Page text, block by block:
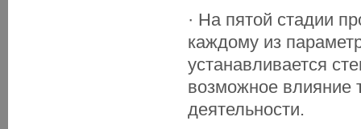
· На пятой стадии
каждому из
устанавливается
возможное влияние
деятельности.